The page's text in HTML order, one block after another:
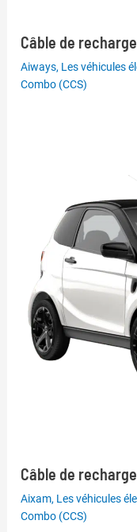
Câble de
Aiways, Les véhicules
Combo (CCS)
Câble de
Aixam, Les véhicules
Combo (CCS)